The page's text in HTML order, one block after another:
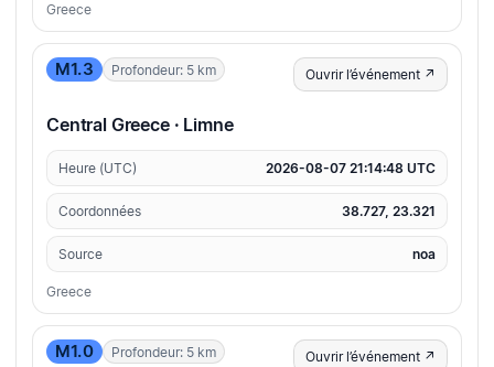
Greece
M1.3 Profondeur: 5 km Ouvrir l’événement ↗
Central Greece · Limne
Heure (UTC) 2026-08-07 21:14:48 UTC
Coordonnées 38.727, 23.321
Source noa
Greece
M1.0 Profondeur: 5 km Ouvrir l’événement ↗